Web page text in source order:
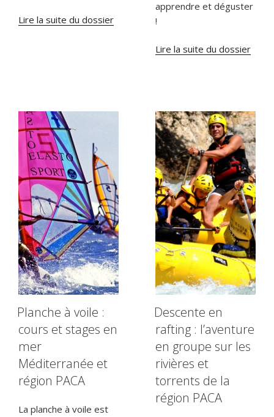
Lire la suite du dossier
apprendre et déguster
!
Lire la suite du dossier
Planche à voile :
cours et stages en
mer
Méditerranée et
région PACA
La planche à voile est
Descente en
rafting : l’aventure
en groupe sur les
rivières et
torrents de la
région PACA